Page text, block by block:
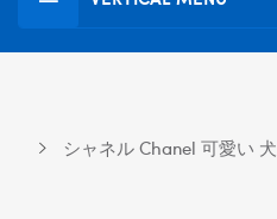
シャネル Chanel 可愛い